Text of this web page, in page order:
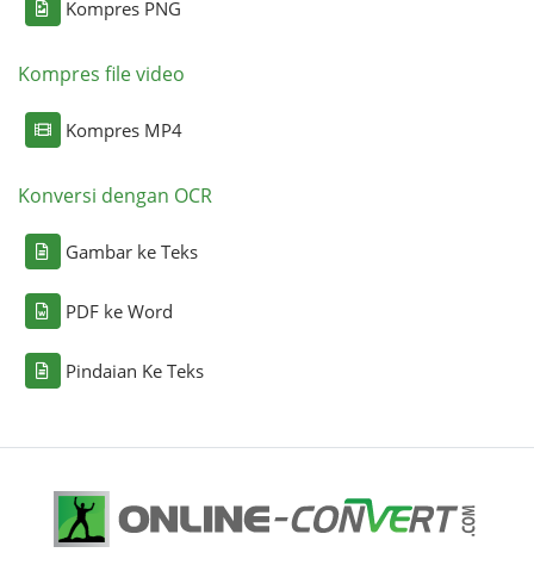
Kompres PNG
Kompres file video
Kompres MP4
Konversi dengan OCR
Gambar ke Teks
PDF ke Word
Pindaian Ke Teks